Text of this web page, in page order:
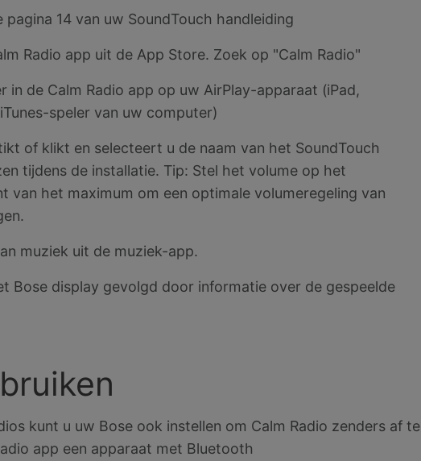
14 van uw SoundTouch handleiding
Radio app uit de App Store. Zoek op "Calm Radio"
in de Calm Radio app op uw AirPlay-apparaat (iPad,
speler van uw computer)
of klikt en selecteert u de naam van het SoundTouch
tijdens de installatie. Tip: Stel het volume op het
van het maximum om een optimale volumeregeling van
muziek uit de muziek-app.
Bose display gevolgd door informatie over de gespeelde
kunt u uw Bose ook instellen om Calm Radio zenders af te
app een apparaat met Bluetooth